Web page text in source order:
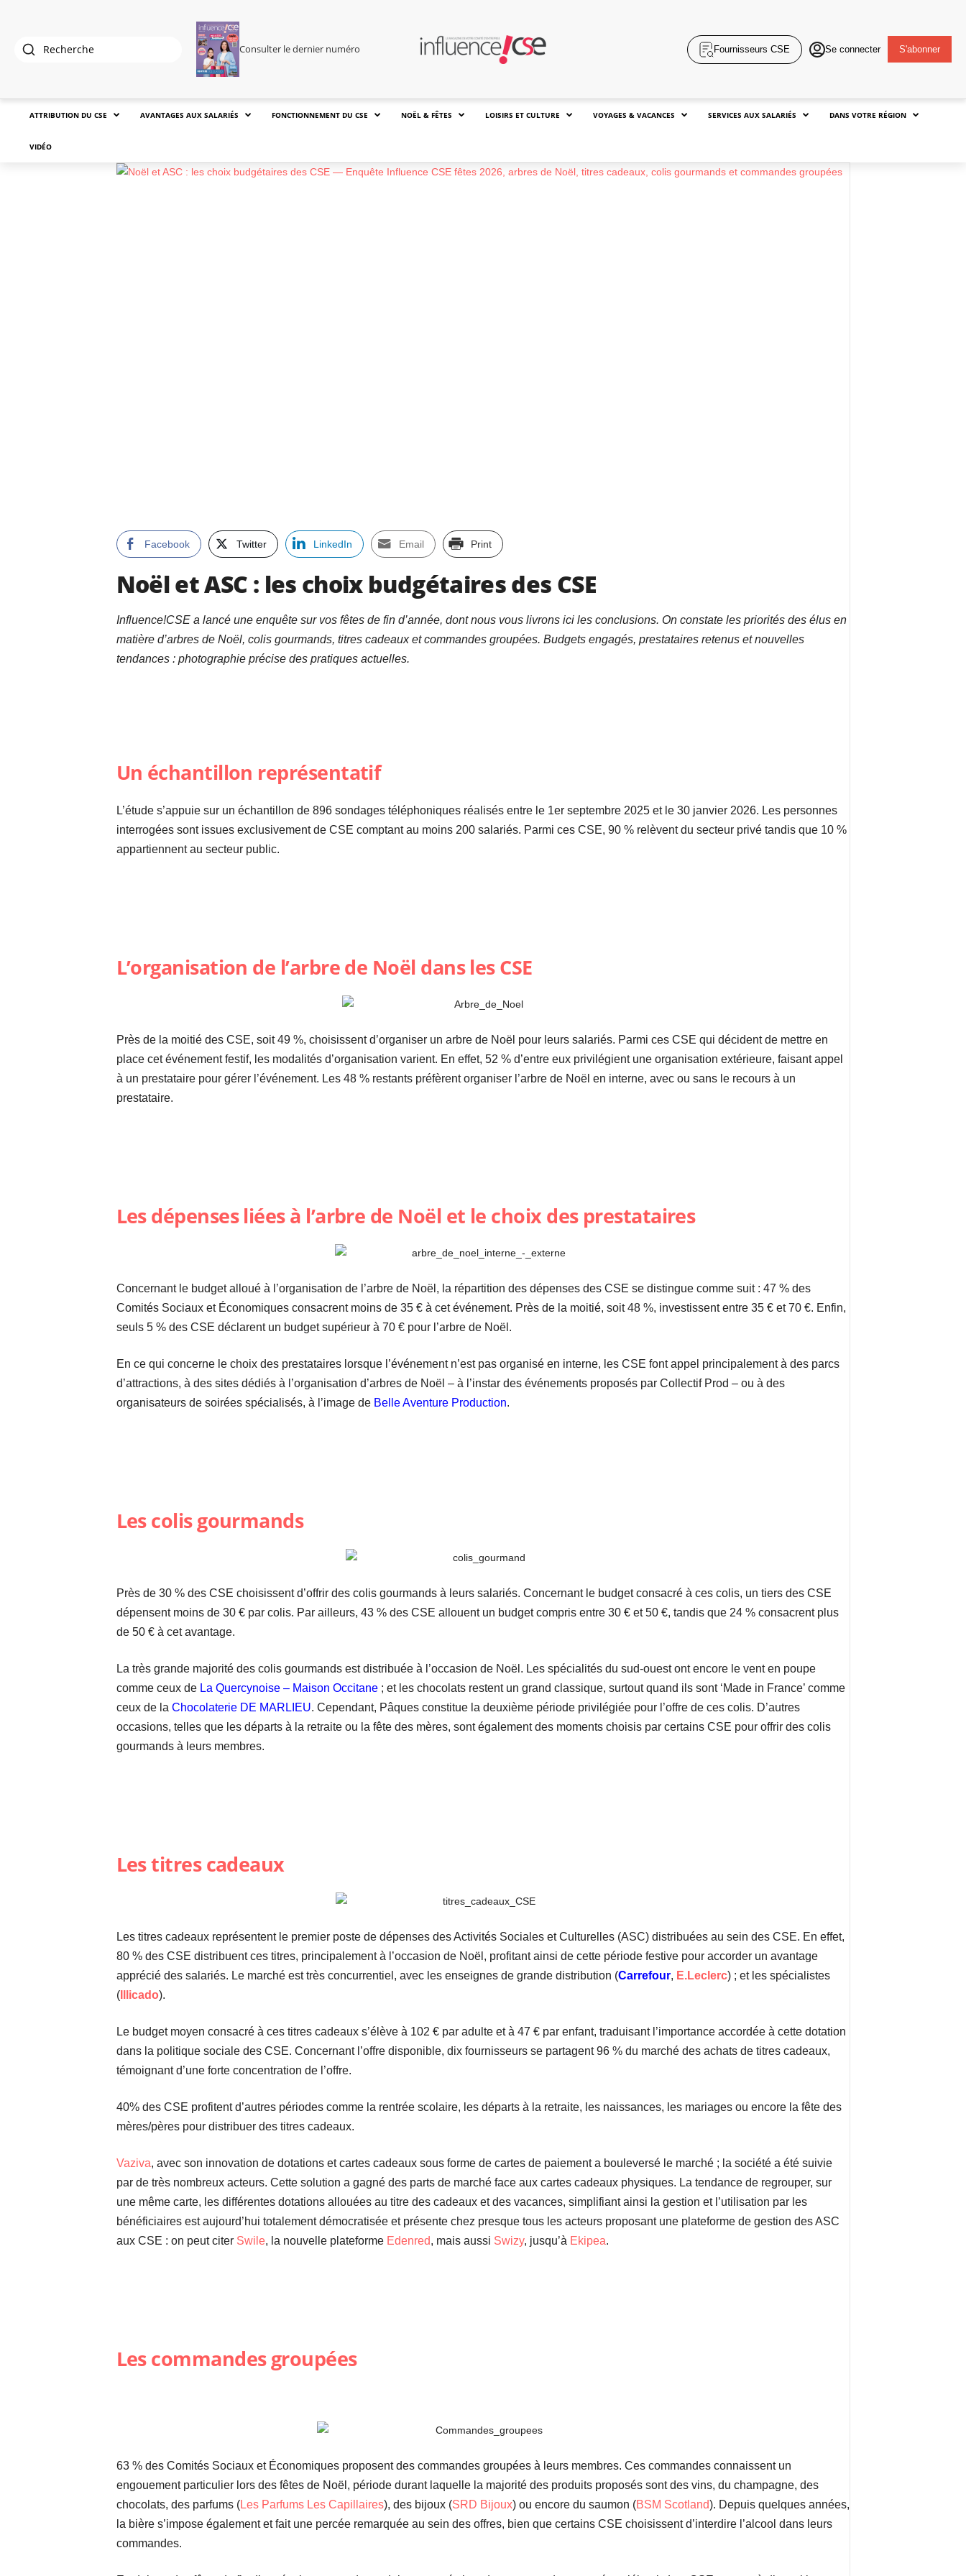
Consulter le dernier numéro Fournisseurs CSE Se connecter S'abonner
ATTRIBUTION DU CSE AVANTAGES AUX SALARIÉS FONCTIONNEMENT DU CSE NOËL & FÊTES LOISIRS ET CULTURE VOYAGES & VACANCES SERVICES AUX SALARIÉS DANS VOTRE RÉGION
VIDÉO
Facebook Twitter LinkedIn Email Print
Noël et ASC : les choix budgétaires des CSE
Influence!CSE a lancé une enquête sur vos fêtes de fin d’année, dont nous vous livrons ici les conclusions. On constate les priorités des élus en
matière d’arbres de Noël, colis gourmands, titres cadeaux et commandes groupées. Budgets engagés, prestataires retenus et nouvelles
tendances : photographie précise des pratiques actuelles.
Un échantillon représentatif
L’étude s’appuie sur un échantillon de 896 sondages téléphoniques réalisés entre le 1er septembre 2025 et le 30 janvier 2026. Les personnes
interrogées sont issues exclusivement de CSE comptant au moins 200 salariés. Parmi ces CSE, 90 % relèvent du secteur privé tandis que 10 %
appartiennent au secteur public.
L’organisation de l’arbre de Noël dans les CSE
Près de la moitié des CSE, soit 49 %, choisissent d’organiser un arbre de Noël pour leurs salariés. Parmi ces CSE qui décident de mettre en
place cet événement festif, les modalités d’organisation varient. En effet, 52 % d’entre eux privilégient une organisation extérieure, faisant appel
à un prestataire pour gérer l’événement. Les 48 % restants préfèrent organiser l’arbre de Noël en interne, avec ou sans le recours à un
prestataire.
Les dépenses liées à l’arbre de Noël et le choix des prestataires
Concernant le budget alloué à l’organisation de l’arbre de Noël, la répartition des dépenses des CSE se distingue comme suit : 47 % des
Comités Sociaux et Économiques consacrent moins de 35 € à cet événement. Près de la moitié, soit 48 %, investissent entre 35 € et 70 €. Enfin,
seuls 5 % des CSE déclarent un budget supérieur à 70 € pour l’arbre de Noël.
En ce qui concerne le choix des prestataires lorsque l’événement n’est pas organisé en interne, les CSE font appel principalement à des parcs
d’attractions, à des sites dédiés à l’organisation d’arbres de Noël – à l’instar des événements proposés par Collectif Prod – ou à des
organisateurs de soirées spécialisés, à l’image de Belle Aventure Production.
Les colis gourmands
Près de 30 % des CSE choisissent d’offrir des colis gourmands à leurs salariés. Concernant le budget consacré à ces colis, un tiers des CSE
dépensent moins de 30 € par colis. Par ailleurs, 43 % des CSE allouent un budget compris entre 30 € et 50 €, tandis que 24 % consacrent plus
de 50 € à cet avantage.
La très grande majorité des colis gourmands est distribuée à l’occasion de Noël. Les spécialités du sud-ouest ont encore le vent en poupe
comme ceux de La Quercynoise – Maison Occitane; et les chocolats restent un grand classique, surtout quand ils sont ‘Made in France’ comme
ceux de la Chocolaterie DE MARLIEU. Cependant, Pâques constitue la deuxième période privilégiée pour l’offre de ces colis. D’autres
occasions, telles que les départs à la retraite ou la fête des mères, sont également des moments choisis par certains CSE pour offrir des colis
gourmands à leurs membres.
Les titres cadeaux
Les titres cadeaux représentent le premier poste de dépenses des Activités Sociales et Culturelles (ASC) distribuées au sein des CSE. En effet,
80 % des CSE distribuent ces titres, principalement à l’occasion de Noël, profitant ainsi de cette période festive pour accorder un avantage
apprécié des salariés. Le marché est très concurrentiel, avec les enseignes de grande distribution (Carrefour, E.Leclerc) ; et les spécialistes
(Illicado).
Le budget moyen consacré à ces titres cadeaux s’élève à 102 € par adulte et à 47 € par enfant, traduisant l’importance accordée à cette dotation
dans la politique sociale des CSE. Concernant l’offre disponible, dix fournisseurs se partagent 96 % du marché des achats de titres cadeaux,
témoignant d’une forte concentration de l’offre.
40% des CSE profitent d’autres périodes comme la rentrée scolaire, les départs à la retraite, les naissances, les mariages ou encore la fête des
mères/pères pour distribuer des titres cadeaux.
Vaziva, avec son innovation de dotations et cartes cadeaux sous forme de cartes de paiement a bouleversé le marché ; la société a été suivie
par de très nombreux acteurs. Cette solution a gagné des parts de marché face aux cartes cadeaux physiques. La tendance de regrouper, sur
une même carte, les différentes dotations allouées au titre des cadeaux et des vacances, simplifiant ainsi la gestion et l’utilisation par les
bénéficiaires est aujourd’hui totalement démocratisée et présente chez presque tous les acteurs proposant une plateforme de gestion des ASC
aux CSE : on peut citer Swile, la nouvelle plateforme Edenred, mais aussi Swizy, jusqu’à Ekipea.
Les commandes groupées
63 % des Comités Sociaux et Économiques proposent des commandes groupées à leurs membres. Ces commandes connaissent un
engouement particulier lors des fêtes de Noël, période durant laquelle la majorité des produits proposés sont des vins, du champagne, des
chocolats, des parfums (Les Parfums Les Capillaires), des bijoux (SRD Bijoux) ou encore du saumon (BSM Scotland). Depuis quelques années,
la bière s’impose également et fait une percée remarquée au sein des offres, bien que certains CSE choisissent d’interdire l’alcool dans leurs
commandes.